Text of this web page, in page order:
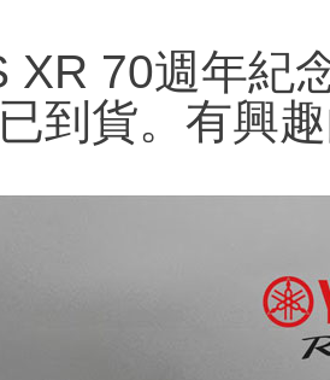
XR 70週年紀
到貨。有興